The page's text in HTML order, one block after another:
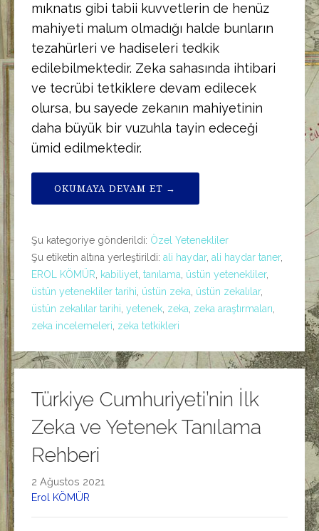
mıknatıs gibi tabii kuvvetlerin de henüz
mahiyeti malum olmadığı halde bunların
tezahürleri ve hadiseleri tedkik
edilebilmektedir. Zeka sahasında ihtibari
ve tecrübi tetkiklere devam edilecek
olursa, bu sayede zekanın mahiyetinin
daha büyük bir vuzuhla tayin edeceği
ümid edilmektedir.
OKUMAYA DEVAM ET →
Şu kategoriye gönderildi: Özel Yetenekliler
Şu etiketin altına yerleştirildi: ali haydar, ali haydar taner,
EROL KÖMÜR
kabiliyet tanılama üstün yetenekliler,
üstün yetenekliler tarihi üstün zeka üstün zekalılar,
üstün zekalılar tarihi yetenek zeka zeka araştırmaları
zeka incelemeleri zeka tetkikleri
Türkiye Cumhuriyeti’nin İlk
Zeka ve Yetenek Tanılama
Rehberi
2 Ağustos 2021
Erol KÖMÜR